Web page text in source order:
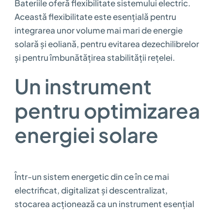
Bateriile oferă flexibilitate sistemului electric.
Această flexibilitate este esențială pentru
integrarea unor volume mai mari de energie
solară și eoliană, pentru evitarea dezechilibrelor
și pentru îmbunătățirea stabilității rețelei.
Un instrument
pentru optimizarea
energiei solare
Într-un sistem energetic din ce în ce mai
electrificat, digitalizat și descentralizat,
stocarea acționează ca un instrument esențial